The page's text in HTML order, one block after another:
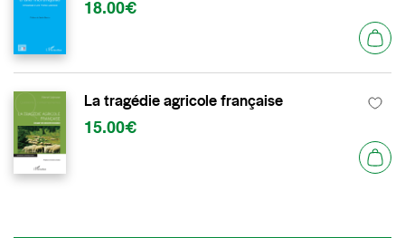
18.00€
La tragédie agricole française
15.00€